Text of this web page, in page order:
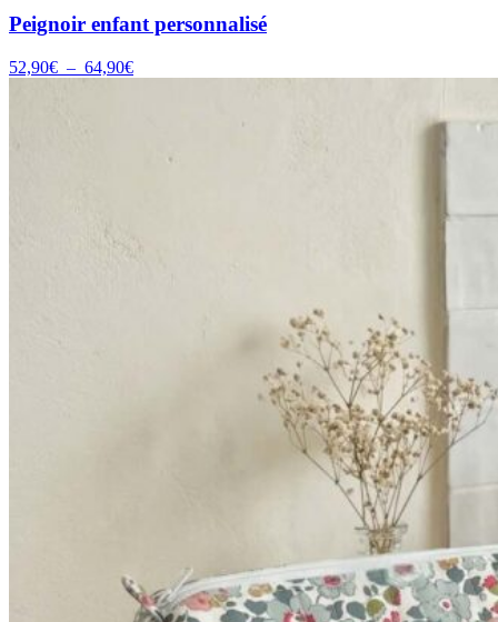
Peignoir enfant personnalisé
52,90€ – 64,90€Plage
64,90€